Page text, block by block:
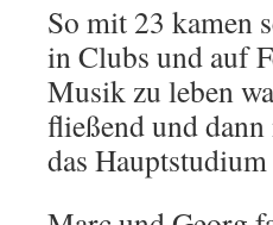
So mit 23 kamen
in Clubs und auf
Musik zu leben
fließend und
das